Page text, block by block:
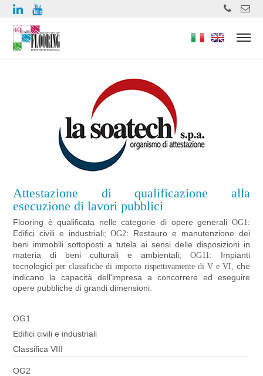
https://www.high-endrolex.com/49
Attestazione di qualificazione alla
esecuzione di lavori pubblici
Flooring è qualificata nelle categorie di opere generali OG1:
Edifici civili e industriali;OG2: Restauro e manutenzione dei
beni immobili sottoposti a tutela ai sensi delle disposizioni in
materia di beni culturali e ambientali; OG11: Impianti
tecnologiciper classifiche di importo rispettivamente di V e VI , che
indicano la capacità dell'impresa a concorrere ed eseguire
opere pubbliche di grandi dimensioni.
OG1
Edifici civili e industriali
Classifica VIII
OG2